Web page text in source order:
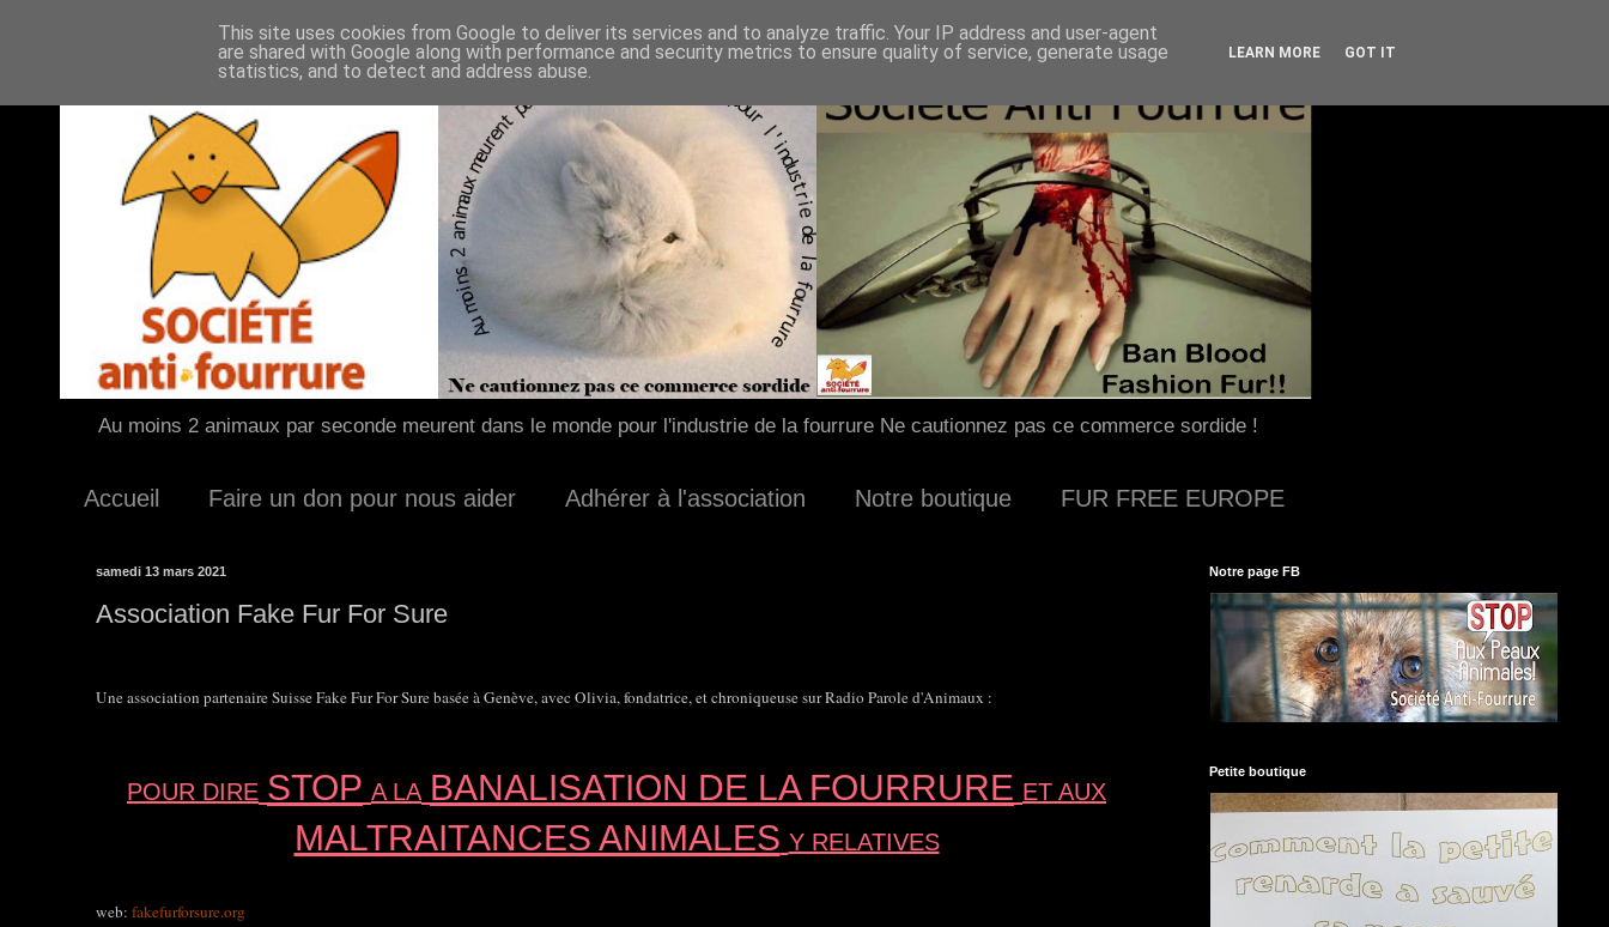
Au moins 2 animaux par seconde meurent dans le monde pour l'industrie de la fourrure Ne cautionnez pas ce commerce sordide !
Accueil Faire un don pour nous aider Adhérer à l'association Notre boutique FUR FREE EUROPE
samedi 13 mars 2021
Association Fake Fur For Sure
Une association partenaire Suisse Fake Fur For Sure basée à Genève, avec Olivia, fondatrice, et chroniqueuse sur Radio Parole d'Animaux :
POUR DIRE STOP A LA BANALISATION DE LA FOURRURE ET AUX
MALTRAITANCES ANIMALES Y RELATIVES
web: fakefurforsure.org
Notre page FB
Petite boutique
This site uses cookies from Google to deliver its services and to analyze traffic. Your IP address and user-agent
are shared with Google along with performance and security metrics to ensure quality of service, generate usage
statistics, and to detect and address abuse.
LEARN MORE GOT IT